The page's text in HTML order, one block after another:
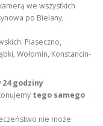
we wszystkich
po Bielany,
Piaseczno,
Wołomin, Konstancin-
godziny
tego samego
nie może